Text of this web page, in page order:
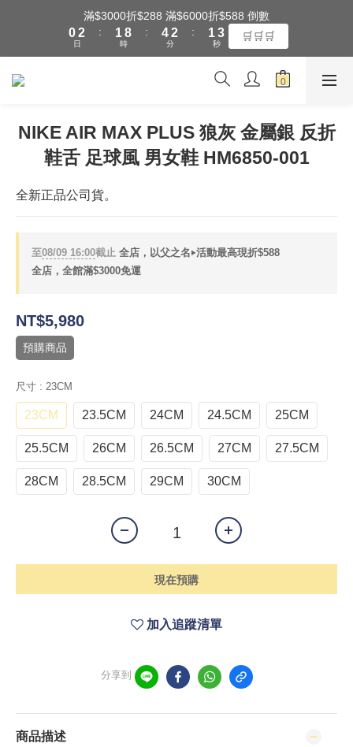
全館滿$3000享『超商』免運費
滿$3000折$288 滿$6000折$588 倒數
0
3
2
1
日
:
2
1
0
9
8
7
2
1
時
:
5
4
3
3
2
1
分
:
2
1
0
4
3
2
0
秒
🛒🛒🛒
全館滿$3000享『超商』免運費
NIKE AIR MAX PLUS 狼灰 金屬銀 反折
鞋舌 足球風 男女鞋 HM6850-001
全新正品公司貨。
至08/09 16:00截止 全店，以父之名‣活動最高現折$588
全店，全館滿$3000免運
NT$5,980
預購商品
尺寸 : 23CM
23CM 23.5CM 24CM 24.5CM 25CM
25.5CM 26CM 26.5CM 27CM 27.5CM
28CM 28.5CM 29CM 30CM
現在預購
加入追蹤清單
分享到
商品描述